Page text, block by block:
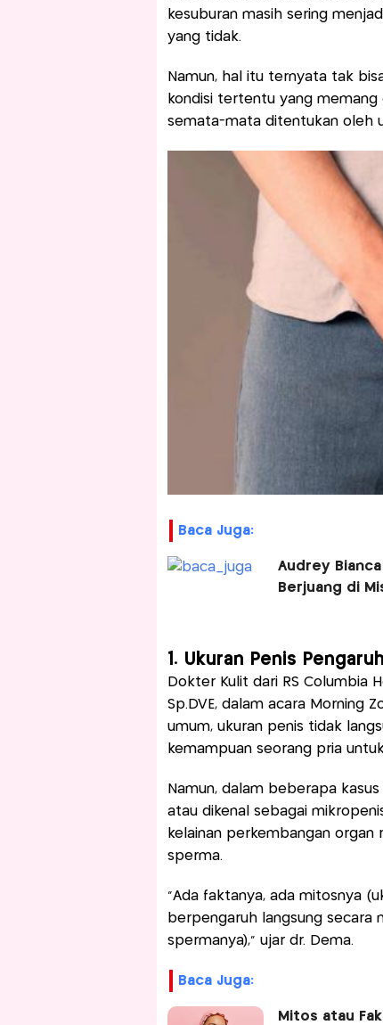
kesuburan masih sering
yang tidak.
Namun, hal itu ternyata tak
kondisi tertentu yang
semata-mata ditentukan oleh
Baca Juga:
Audrey
Berjuang di
1. Ukuran Penis
Dokter Kulit dari RS Columbia
Sp.DVE, dalam acara Morning
umum, ukuran penis tidak
kemampuan seorang pria
Namun, dalam beberapa
atau dikenal sebagai
kelainan perkembangan
sperma.
“Ada faktanya, ada mitosnya
berpengaruh langsung secara
spermanya),” ujar dr. Dema.
Baca Juga:
Mitos atau